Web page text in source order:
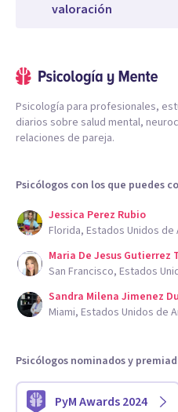
valoración
Psicología para profesionales,
diarios sobre salud mental,
relaciones de pareja.
Psicólogos con los que puedes
Jessica Perez Rubio
Florida, Estados Unidos de
Maria De Jesus Gutierrez
San Francisco, Estados
Sandra Milena Jimenez
Miami, Estados Unidos de
Psicólogos nominados y
PyM Awards 2024